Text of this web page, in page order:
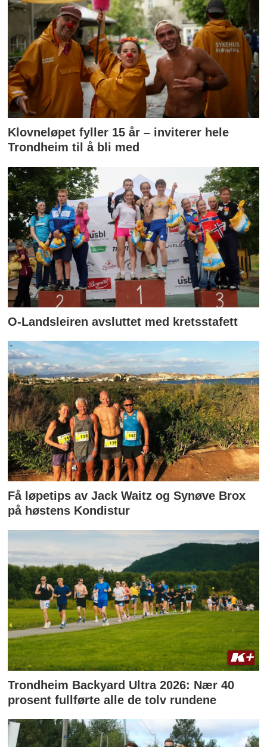
Klovneløpet fyller 15 år – inviterer hele
Trondheim til å bli med
O-Landsleiren avsluttet med kretsstafett
Få løpetips av Jack Waitz og Synøve Brox
på høstens Kondistur
Trondheim Backyard Ultra 2026: Nær 40
prosent fullførte alle de tolv rundene